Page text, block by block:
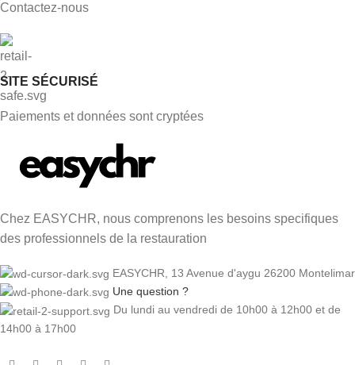
Contactez-nous
SITE SÉCURISÉ
Paiements et données sont cryptées
Chez EASYCHR, nous comprenons les besoins specifiques
des professionnels de la restauration
EASYCHR, 13 Avenue d'aygu 26200 Montelimar
Une question ?
Du lundi au vendredi de 10h00 à 12h00 et de
14h00 à 17h00